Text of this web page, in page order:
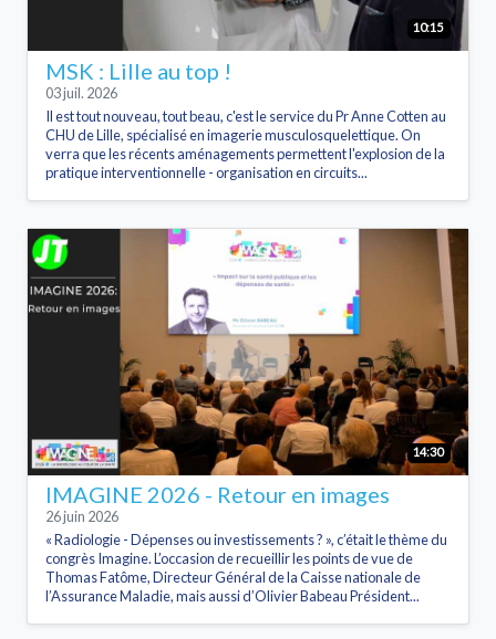
10:15
MSK : Lille au top !
03 juil. 2026
Il est tout nouveau, tout beau, c'est le service du Pr Anne Cotten au
CHU de Lille, spécialisé en imagerie musculosquelettique. On
verra que les récents aménagements permettent l'explosion de la
pratique interventionnelle - organisation en circuits...
14:30
IMAGINE 2026 - Retour en images
26 juin 2026
« Radiologie - Dépenses ou investissements ? », c’était le thème du
congrès Imagine. L’occasion de recueillir les points de vue de
Thomas Fatôme, Directeur Général de la Caisse nationale de
l’Assurance Maladie, mais aussi d’Olivier Babeau Président...